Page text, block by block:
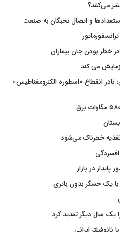
می‌کنند؟
و اتصال نخبگان به صنعت
خطر بودن جان بیماران
می کند
نادر انقطاع «اسطوره الکترومغناطیس»
خطرناک می‌شود
افسردگی
در بازار
یک حسگر بدون باتری